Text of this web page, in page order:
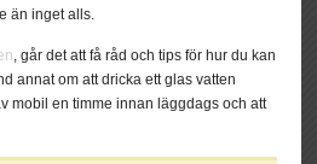
än inget alls.
, går det att få råd och tips för hur du kan
annat om att dricka ett glas vatten
mobil en timme innan läggdags och att